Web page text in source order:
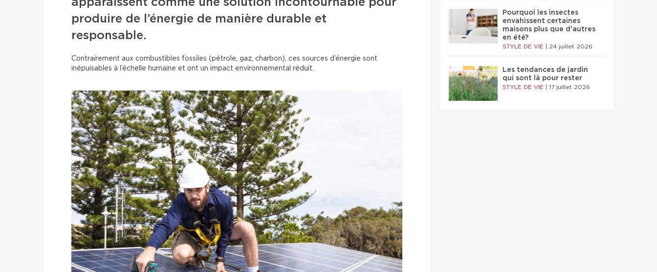
apparaissent comme une solution incontournable pour
produire de l’énergie de manière durable et
responsable.
Contrairement aux combustibles fossiles (pétrole, gaz, charbon), ces sources d’énergie sont
inépuisables à l’échelle humaine et ont un impact environnemental réduit.
Pourquoi les insectes
envahissent certaines
maisons plus que d'autres
en été?
STYLE DE VIE 24 juillet 2026
Les tendances de jardin
qui sont là pour rester
STYLE DE VIE 17 juillet 2026